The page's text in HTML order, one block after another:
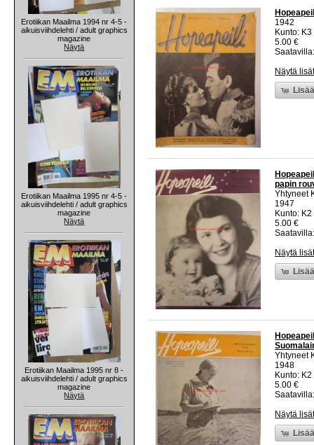
Erotiikan Maailma 1994 nr 4-5 -
aikuisviihdelehti / adult graphics
magazine
Näytä
Erotiikan Maailma 1995 nr 4-5 -
aikuisviihdelehti / adult graphics
magazine
Näytä
Erotiikan Maailma 1995 nr 8 -
aikuisviihdelehti / adult graphics
magazine
Näytä
1942
Kunto:
5.00 €
Näytä
papin
Yhtyneet
1947
Kunto:
5.00 €
Näytä
Yhtyneet
1948
Kunto:
5.00 €
Näytä